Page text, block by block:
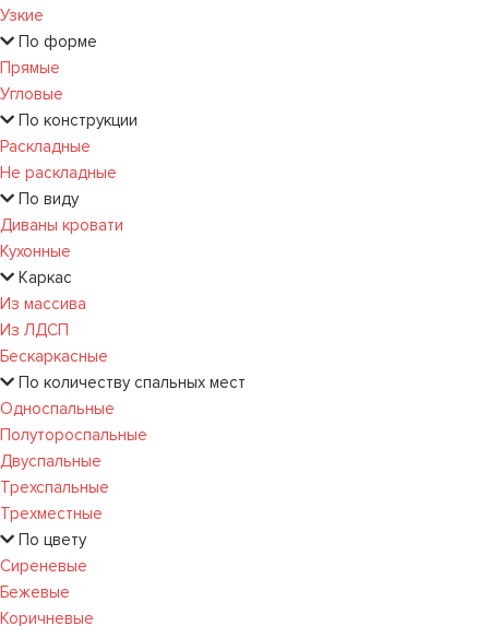
Узкие
По форме
Прямые
Угловые
По конструкции
Раскладные
Не раскладные
По виду
Диваны кровати
Кухонные
Каркас
Из массива
Из ЛДСП
Бескаркасные
По количеству спальных мест
Односпальные
Полутороспальные
Двуспальные
Трехспальные
Трехместные
По цвету
Сиреневые
Бежевые
Коричневые